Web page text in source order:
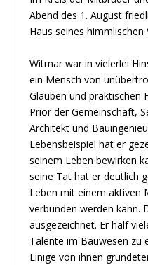
Abend des 1. August
Haus seines himmlischen
Witmar war in vielerlei
ein Mensch von
Glauben und praktischen
Prior der Gemeinschaft,
Architekt und
Lebensbeispiel hat er
seinem Leben bewirken
seine Tat hat er deutlich
Leben mit einem aktiven
verbunden werden kann.
ausgezeichnet. Er half
Talente im Bauwesen zu
Einige von ihnen